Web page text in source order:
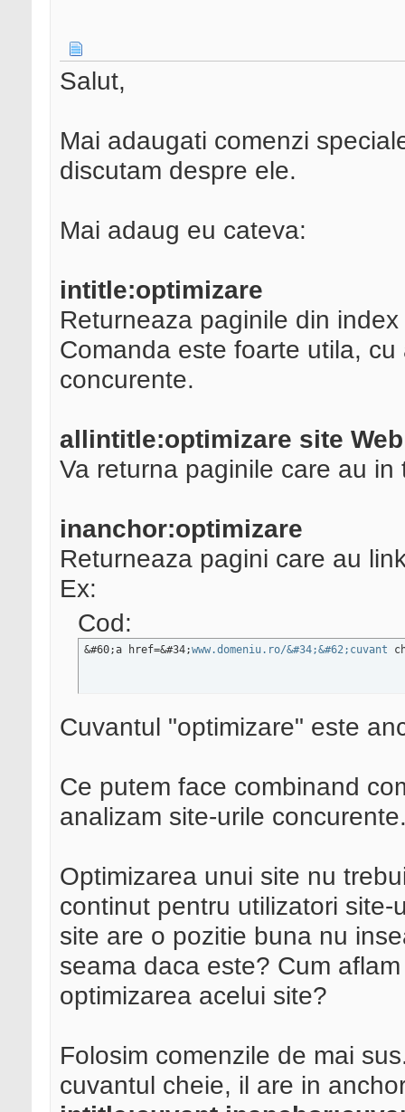
Salut,
Mai adaugati comenzi
discutam despre ele.
Mai adaug eu cateva:
intitle:optimizare
Returneaza paginile din
Comanda este foarte utila,
concurente.
allintitle:optimizare site Web
Va returna paginile care au
inanchor:optimizare
Returneaza pagini care au
Ex:
Cod:
&#60;a href=&#34;www.domeniu.ro/&#34;&#62;cuvant
Cuvantul "optimizare" este
Ce putem face combinand
analizam site-urile
Optimizarea unui site nu
continut pentru utilizatori
site are o pozitie buna nu
seama daca este? Cum
optimizarea acelui site?
Folosim comenzile de mai
cuvantul cheie, il are in